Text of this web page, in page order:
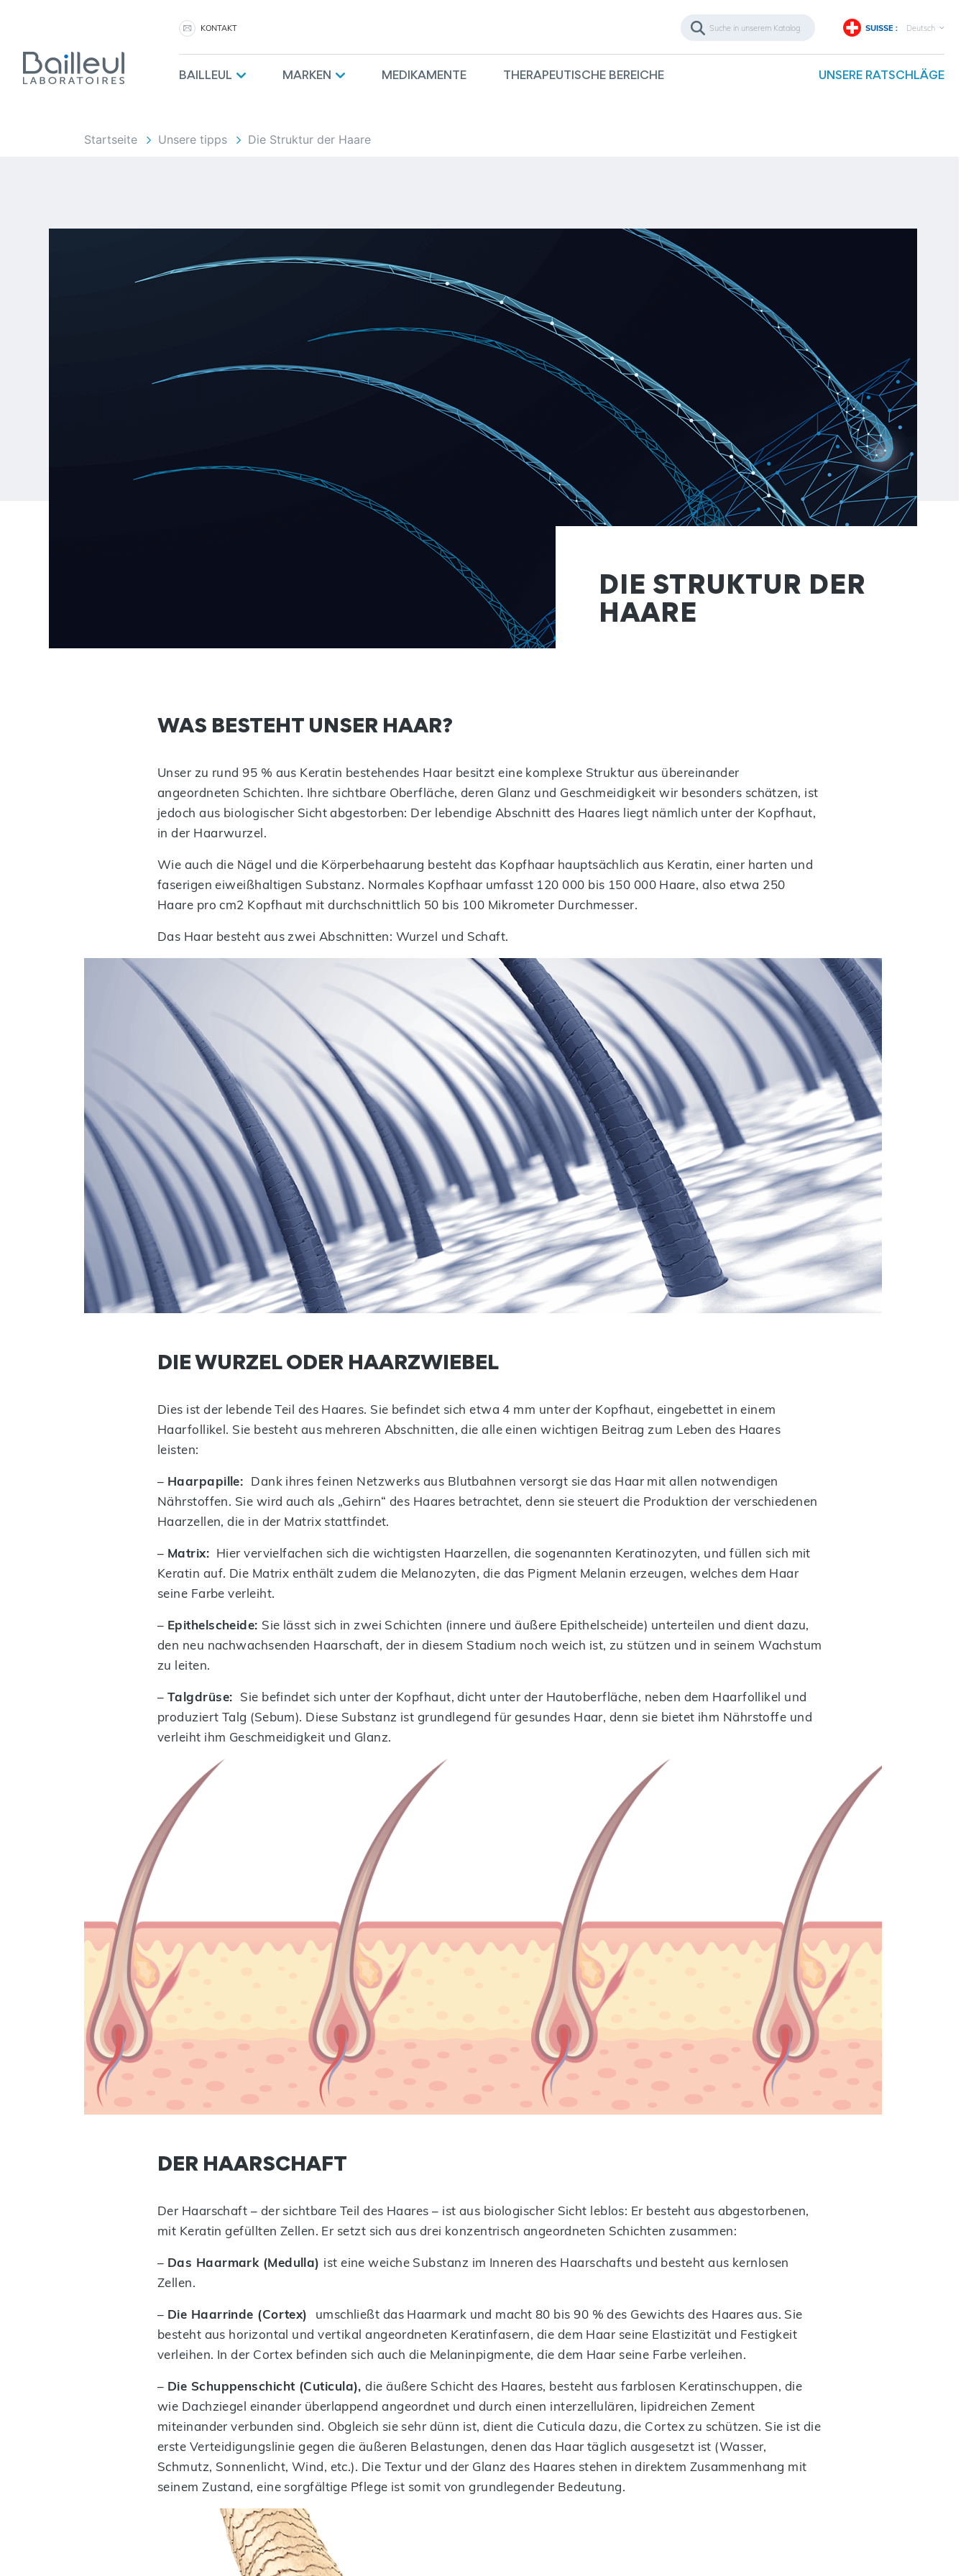
KONTAKT SUISSE : Deutsch
BAILLEUL MARKEN MEDIKAMENTE THERAPEUTISCHE BEREICHE UNSERE RATSCHLÄGE
Startseite Unsere tipps Die Struktur der Haare
DIE STRUKTUR DER
HAARE
WAS BESTEHT UNSER HAAR?
Unser zu rund 95 % aus Keratin bestehendes Haar besitzt eine komplexe Struktur aus übereinander
angeordneten Schichten. Ihre sichtbare Oberfläche, deren Glanz und Geschmeidigkeit wir besonders schätzen, ist
jedoch aus biologischer Sicht abgestorben: Der lebendige Abschnitt des Haares liegt nämlich unter der Kopfhaut,
in der Haarwurzel.
Wie auch die Nägel und die Körperbehaarung besteht das Kopfhaar hauptsächlich aus Keratin, einer harten und
faserigen eiweißhaltigen Substanz. Normales Kopfhaar umfasst 120 000 bis 150 000 Haare, also etwa 250
Haare pro cm2 Kopfhaut mit durchschnittlich 50 bis 100 Mikrometer Durchmesser.
Das Haar besteht aus zwei Abschnitten: Wurzel und Schaft.
DIE WURZEL ODER HAARZWIEBEL
Dies ist der lebende Teil des Haares. Sie befindet sich etwa 4 mm unter der Kopfhaut, eingebettet in einem
Haarfollikel. Sie besteht aus mehreren Abschnitten, die alle einen wichtigen Beitrag zum Leben des Haares
leisten:
– Haarpapille: Dank ihres feinen Netzwerks aus Blutbahnen versorgt sie das Haar mit allen notwendigen
Nährstoffen. Sie wird auch als „Gehirn“ des Haares betrachtet, denn sie steuert die Produktion der verschiedenen
Haarzellen, die in der Matrix stattfindet.
– Matrix: Hier vervielfachen sich die wichtigsten Haarzellen, die sogenannten Keratinozyten, und füllen sich mit
Keratin auf. Die Matrix enthält zudem die Melanozyten, die das Pigment Melanin erzeugen, welches dem Haar
seine Farbe verleiht.
– Epithelscheide: Sie lässt sich in zwei Schichten (innere und äußere Epithelscheide) unterteilen und dient dazu,
den neu nachwachsenden Haarschaft, der in diesem Stadium noch weich ist, zu stützen und in seinem Wachstum
zu leiten.
– Talgdrüse: Sie befindet sich unter der Kopfhaut, dicht unter der Hautoberfläche, neben dem Haarfollikel und
produziert Talg (Sebum). Diese Substanz ist grundlegend für gesundes Haar, denn sie bietet ihm Nährstoffe und
verleiht ihm Geschmeidigkeit und Glanz.
DER HAARSCHAFT
Der Haarschaft – der sichtbare Teil des Haares – ist aus biologischer Sicht leblos: Er besteht aus abgestorbenen,
mit Keratin gefüllten Zellen. Er setzt sich aus drei konzentrisch angeordneten Schichten zusammen:
– Das Haarmark (Medulla) ist eine weiche Substanz im Inneren des Haarschafts und besteht aus kernlosen
Zellen.
– Die Haarrinde (Cortex) umschließt das Haarmark und macht 80 bis 90 % des Gewichts des Haares aus. Sie
besteht aus horizontal und vertikal angeordneten Keratinfasern, die dem Haar seine Elastizität und Festigkeit
verleihen. In der Cortex befinden sich auch die Melaninpigmente, die dem Haar seine Farbe verleihen.
– Die Schuppenschicht (Cuticula),die äußere Schicht des Haares, besteht aus farblosen Keratinschuppen, die
wie Dachziegel einander überlappend angeordnet und durch einen interzellulären, lipidreichen Zement
miteinander verbunden sind. Obgleich sie sehr dünn ist, dient die Cuticula dazu, die Cortex zu schützen. Sie ist die
erste Verteidigungslinie gegen die äußeren Belastungen, denen das Haar täglich ausgesetzt ist (Wasser,
Schmutz, Sonnenlicht, Wind, etc.). Die Textur und der Glanz des Haares stehen in direktem Zusammenhang mit
seinem Zustand, eine sorgfältige Pflege ist somit von grundlegender Bedeutung.